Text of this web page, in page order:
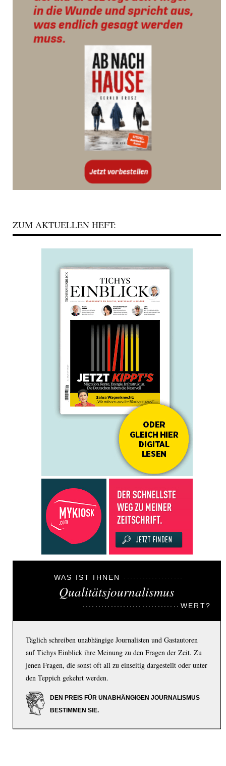
ZUM AKTUELLEN HEFT:
WAS IST IHNEN
Qualitätsjournalismus
WERT?
Täglich schreiben unabhängige Journalisten und Gastautoren
auf Tichys Einblick ihre Meinung zu den Fragen der Zeit. Zu
jenen Fragen, die sonst oft all zu einseitig dargestellt oder unter
den Teppich gekehrt werden.
DEN PREIS FÜR UNABHÄNGIGEN JOURNALISMUS
BESTIMMEN SIE.